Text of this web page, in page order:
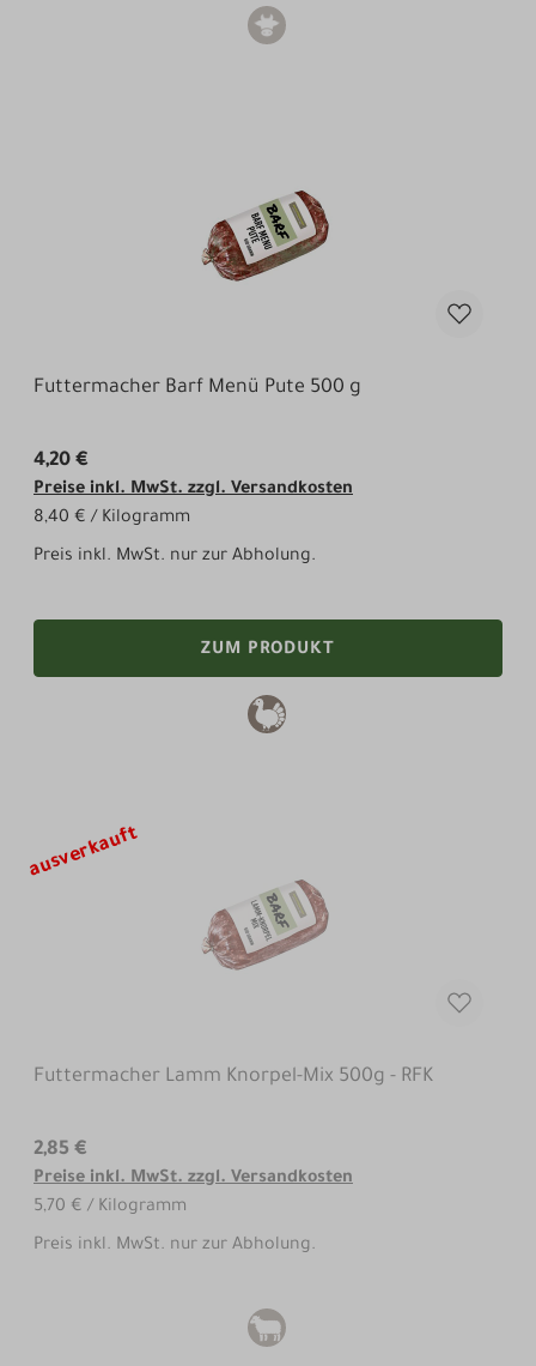
Futtermacher Barf Menü Pute 500 g
4,20 €
Preise inkl. MwSt. zzgl. Versandkosten
8,40 € / Kilogramm
Preis inkl. MwSt. nur zur Abholung.
ZUM PRODUKT
ausverkauft
Futtermacher Lamm Knorpel-Mix 500g - RFK
2,85 €
Preise inkl. MwSt. zzgl. Versandkosten
5,70 € / Kilogramm
Preis inkl. MwSt. nur zur Abholung.